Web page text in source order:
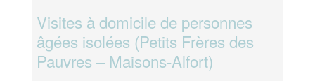
Visites à domicile de personnes
âgées isolées (Petits Frères des
Pauvres – Maisons-Alfort)